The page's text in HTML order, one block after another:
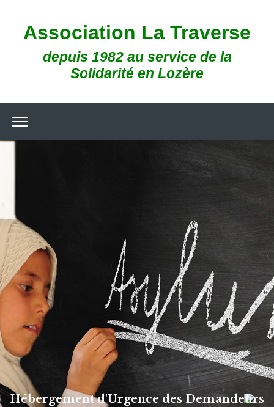
Association La Traverse
depuis 1982 au service de la
Solidarité en Lozère
Hébergement d'Urgence des Demandeurs